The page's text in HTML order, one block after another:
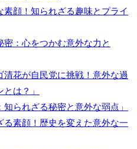
素顔！知られざる趣味とプライ
密：心をつかむ意外な力と
清花が自民党に挑戦！意外な過
は？」
知られざる秘密と意外な弱点」
る素顔！歴史を変えた意外な一